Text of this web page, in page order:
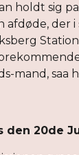
holdt sig
afdøde, der i
mand, saa
20de